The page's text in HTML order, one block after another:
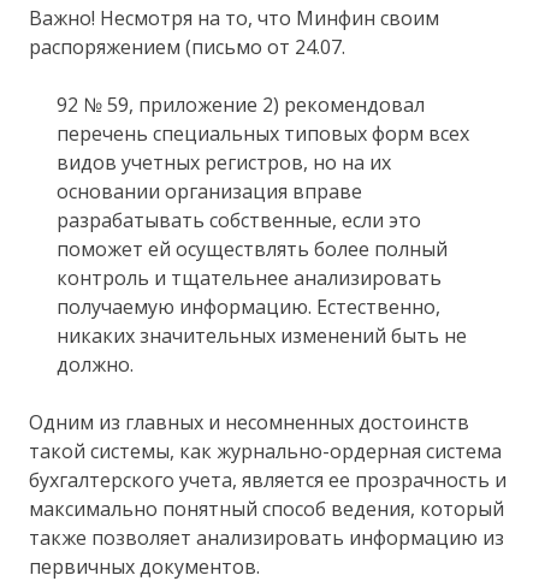
Важно! Несмотря на то, что Минфин своим
распоряжением (письмо от 24.07.
92 № 59, приложение 2) рекомендовал
перечень специальных типовых форм всех
видов учетных регистров, но на их
основании организация вправе
разрабатывать собственные, если это
поможет ей осуществлять более полный
контроль и тщательнее анализировать
получаемую информацию. Естественно,
никаких значительных изменений быть не
должно.
Одним из главных и несомненных достоинств
такой системы, как журнально-ордерная система
бухгалтерского учета, является ее прозрачность и
максимально понятный способ ведения, который
также позволяет анализировать информацию из
первичных документов.